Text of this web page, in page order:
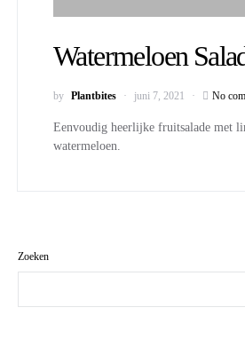
Watermeloen
by Plantbites juni 7, 2021 No
Eenvoudig heerlijke fruitsalade met
watermeloen.
Zoeken